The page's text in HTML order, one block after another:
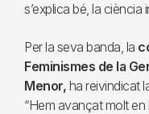
s’explica bé, la ciència
Per la seva banda, la
Feminismes de la
Menor, ha reivindicat
“Hem avançat molt